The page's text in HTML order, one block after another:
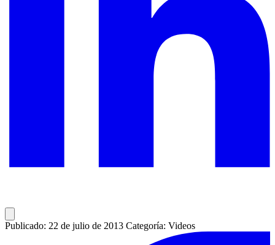
Publicado: 22 de julio de 2013 Categoría: Videos